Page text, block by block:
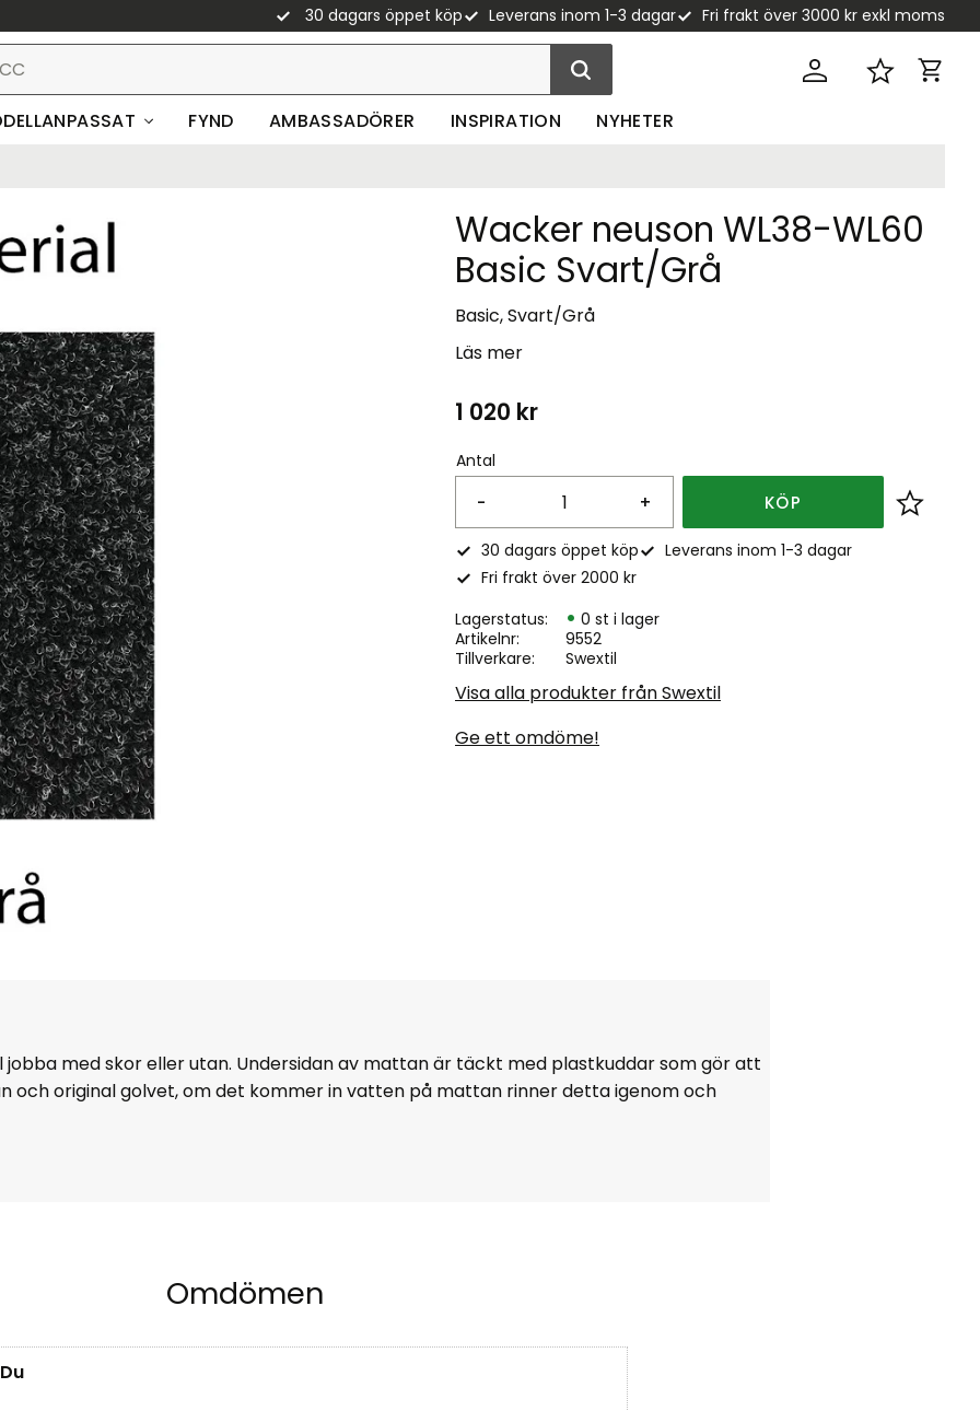
30 dagars öppet köp Leverans inom 1-3 dagar Fri frakt över 3000 kr exkl moms
Favoriter
FYND AMBASSADÖRER INSPIRATION NYHETER
Wacker neuson WL38-WL60
Basic Svart/Grå
Basic, Svart/Grå
Läs mer
1 020 kr
Antal
+
- KÖP Lägg
30 dagars öppet köp
Leverans inom 1-3 dagar
Fri frakt över 2000 kr
Lagerstatus
0 st i lager
Artikelnr
9552
Tillverkare
Swextil
Visa alla produkter från Swextil
Ge ett omdöme!
med skor eller utan. Undersidan av mattan är täckt med plastkuddar som gör att
och original golvet, om det kommer in vatten på mattan rinner detta igenom och
Omdömen
Du